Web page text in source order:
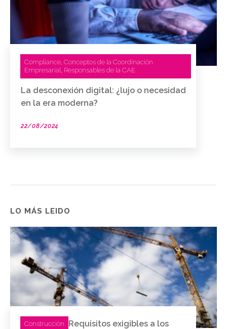
Compliance Conceptos de la Coordinación
Empresarial
Responsables de la CAE
La desconexión digital: ¿lujo o necesidad
en la era moderna?
22/08/2024
LO MÁS LEIDO
Construcción
Requisitos exigibles a los